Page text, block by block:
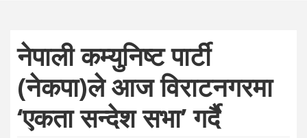
शिक्षा
संघीय
प्रविधि
जीवनशैली
नेपाली कम्युनिष्ट पार्टी
(नेकपा)ले आज विराटनगरमा
‘एकता सन्देश सभा’ गर्दै